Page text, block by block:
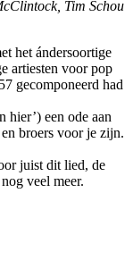
Tim Schou
het ándersoortige
artiesten voor pop
gecomponeerd had
hier’) een ode aan
broers voor je zijn.
juist dit lied, de
veel meer.